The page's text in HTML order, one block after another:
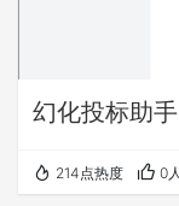
幻化投标助
214点热度 0